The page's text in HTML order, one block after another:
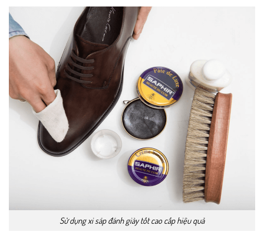
Sử dụng xi sáp đánh giày tốt cao cấp hiệu quả